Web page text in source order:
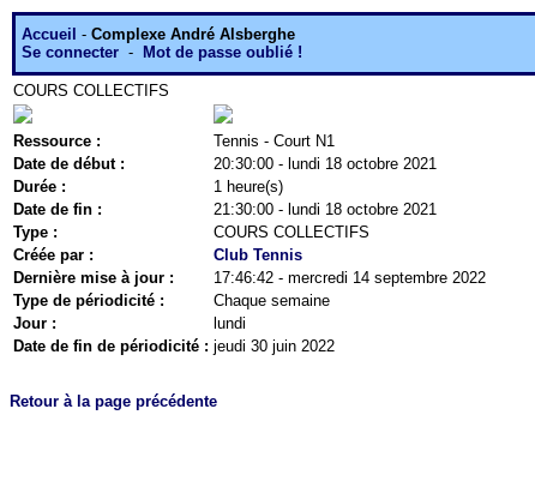
Accueil - Complexe André Alsberghe
Se connecter - Mot de passe oublié !
COURS COLLECTIFS
Ressource :
Tennis - Court N1
Date de début :
20:30:00 - lundi 18 octobre 2021
Durée :
1 heure(s)
Date de fin :
21:30:00 - lundi 18 octobre 2021
Type :
COURS COLLECTIFS
Créée par :
Club Tennis
Dernière mise à jour :
17:46:42 - mercredi 14 septembre 2022
Type de périodicité :
Chaque semaine
Jour :
lundi
Date de fin de périodicité : jeudi 30 juin 2022
Retour à la page précédente